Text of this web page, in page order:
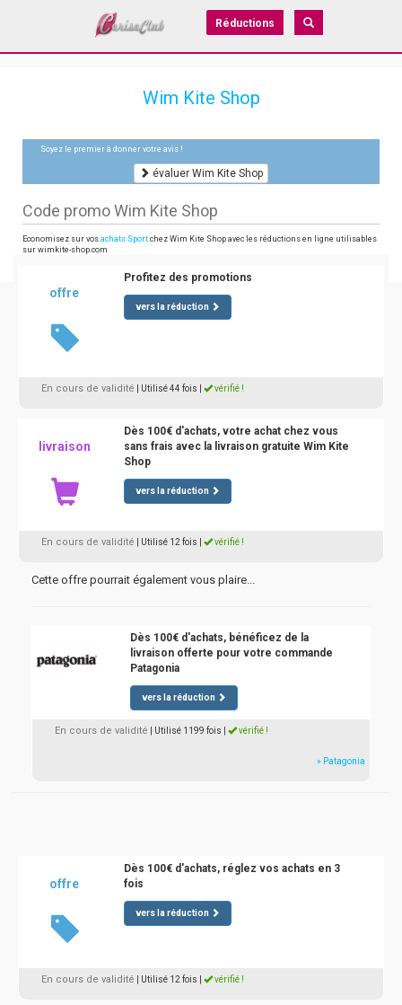
Réductions
Wim Kite Shop
Soyez le premier à donner votre avis !
évaluer Wim Kite Shop
Code promo Wim Kite Shop
Economisez sur vos achats Sport chez Wim Kite Shop avec les réductions en ligne utilisables
sur wimkite-shop.com
offre
Profitez des promotions
vers la réduction
En cours de validité | Utilisé 44 fois vérifié !
livraison
Dès 100€ d'achats, votre achat chez vous
sans frais avec la livraison gratuite Wim Kite
Shop
vers la réduction
En cours de validité | Utilisé 12 fois vérifié !
Cette offre pourrait également vous plaire...
Dès 100€ d'achats, bénéficez de la
livraison offerte pour votre commande
Patagonia
vers la réduction
En cours de validité | Utilisé 1199 fois vérifié !
» Patagonia
offre
Dès 100€ d'achats, réglez vos achats en 3
fois
vers la réduction
En cours de validité | Utilisé 12 fois vérifié !